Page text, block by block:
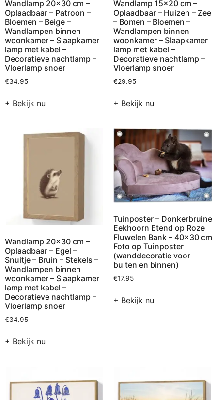
Wandlamp 20×30 cm –
Oplaadbaar – Patroon –
Bloemen – Beige –
Wandlampen binnen
woonkamer – Slaapkamer
lamp met kabel –
Decoratieve nachtlamp –
Vloerlamp snoer
€34.95
+ Bekijk nu
Wandlamp 15×20 cm –
Oplaadbaar – Huizen – Zee
– Bomen – Bloemen –
Wandlampen binnen
woonkamer – Slaapkamer
lamp met kabel –
Decoratieve nachtlamp –
Vloerlamp snoer
€29.95
+ Bekijk nu
Wandlamp 20×30 cm –
Oplaadbaar – Egel –
Snuitje – Bruin – Stekels –
Wandlampen binnen
woonkamer – Slaapkamer
lamp met kabel –
Decoratieve nachtlamp –
Vloerlamp snoer
€34.95
+ Bekijk nu
Tuinposter – Donkerbruine
Eekhoorn Etend op Roze
Fluwelen Bank – 40×30 cm
Foto op Tuinposter
(wanddecoratie voor
buiten en binnen)
€17.95
+ Bekijk nu